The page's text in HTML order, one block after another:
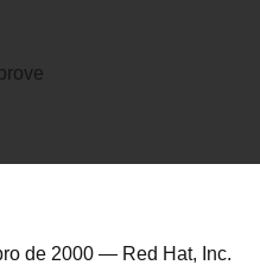
de 2000 — Red Hat, Inc.